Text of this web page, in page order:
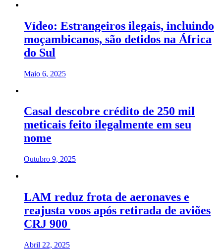
Vídeo: Estrangeiros ilegais, incluindo
moçambicanos, são detidos na África
do Sul
Maio 6, 2025
Casal descobre crédito de 250 mil
meticais feito ilegalmente em seu
nome
Outubro 9, 2025
LAM reduz frota de aeronaves e
reajusta voos após retirada de aviões
CRJ 900
Abril 22, 2025